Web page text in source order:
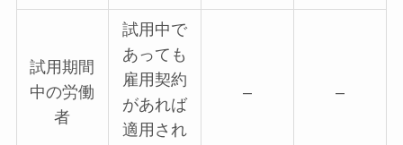
試用期間
中の労働
者
試用中で
あっても
雇用契約
があれば
適用され
– –